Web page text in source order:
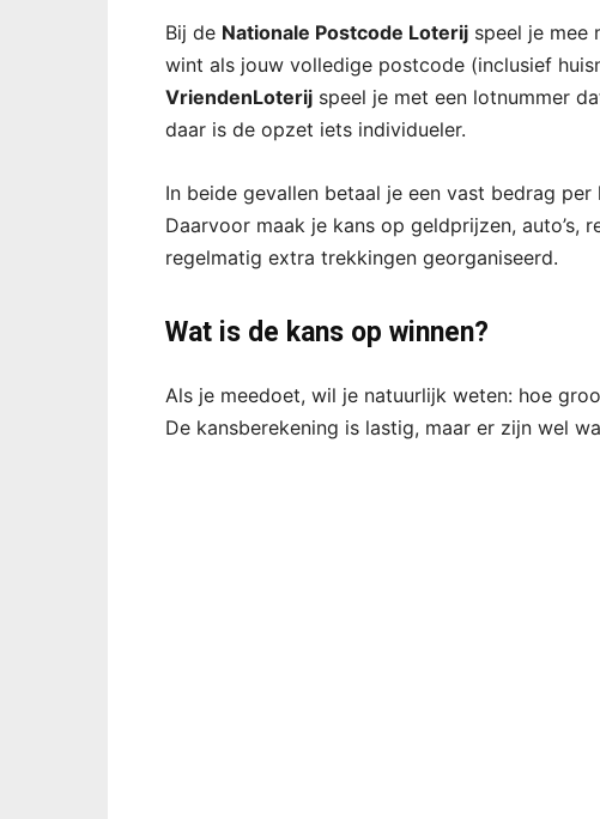
Bij de Nationale Postcode Loterij speel je mee
wint als jouw volledige postcode (inclusief
VriendenLoterij speel je met een lotnummer
daar is de opzet iets individueler.
In beide gevallen betaal je een vast bedrag
Daarvoor maak je kans op geldprijzen, auto’s,
regelmatig extra trekkingen georganiseerd.
Wat is de kans op winnen?
Als je meedoet, wil je natuurlijk weten: hoe
De kansberekening is lastig, maar er zijn wel